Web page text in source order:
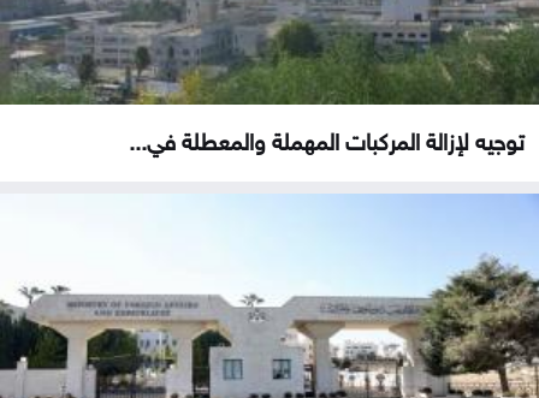
توجيه لإزالة المركبات المهملة والمعطلة في...